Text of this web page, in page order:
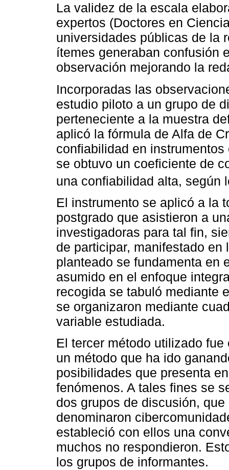
La validez de la escala
expertos (Doctores en
universidades públicas de la
ítemes generaban confusión
observación mejorando la
Incorporadas las
estudio piloto a un grupo de
perteneciente a la muestra
aplicó la fórmula de Alfa de
confiabilidad en
se obtuvo un coeficiente de
una confiabilidad alta, según
El instrumento se aplicó a la
postgrado que asistieron a
investigadoras para tal fin,
de participar, manifestado
planteado se fundamenta en
asumido en el enfoque
recogida se tabuló mediante
se organizaron mediante
variable estudiada.
El tercer método utilizado
un método que ha ido
posibilidades que presenta
fenómenos. A tales fines se
dos grupos de discusión,
denominaron
estableció con ellos una
muchos no respondieron.
los grupos de informantes.